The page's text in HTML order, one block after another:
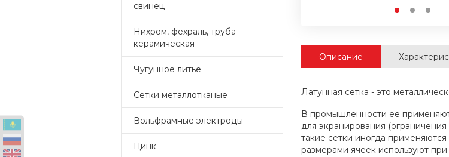
свинец
Нихром, фехраль, труба
керамическая
Чугунное литье
Сетки металлотканые
Вольфрамные электроды
Цинк
Описание
Латунная сетка - это
В промышленности ее
для экранирования
такие сетки иногда
размерами ячеек используют